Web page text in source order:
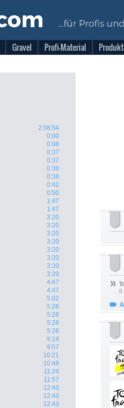
Gravel Profi-Material
2:58:54
0:00
0:08
0:37
0:37
0:38
0:38
0:42
0:50
1:47
1:47
3:20
3:20
3:20
3:20
3:20
3:20
3:20
3:20
4:47
4:47
5:02
5:28
5:28
5:28
5:28
9:14
9:57
10:21
10:49
11:24
11:57
12:43
12:43
12:43